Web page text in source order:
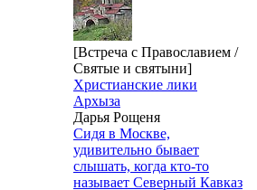
[Встреча с Православием /
Святые и святыни]
Христианские лики
Архыза
Дарья Рощеня
Сидя в Москве,
удивительно бывает
слышать, когда кто-то
называет Северный Кавказ